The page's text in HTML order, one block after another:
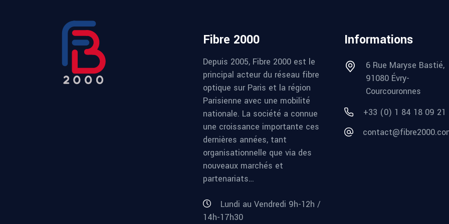
Fibre 2000
Depuis 2005, Fibre 2000 est le
principal acteur du réseau fibre
optique sur Paris et la région
Parisienne avec une mobilité
nationale. La société a connue
une croissance importante ces
dernières années, tant
organisationnelle que via des
nouveaux marchés et
partenariats…
Lundi au Vendredi 9h-12h /
14h-17h30
Informations
6 Rue Maryse Bastié,
91080 Évry-
Courcouronnes
+33 (0) 1 84 18 09 21